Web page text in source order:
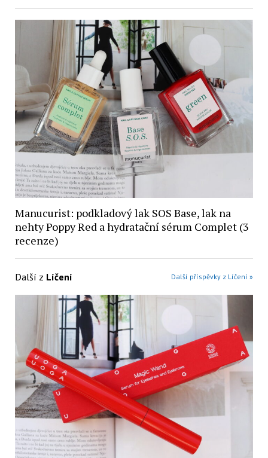
Manucurist: podkladový lak SOS Base, lak na
nehty Poppy Red a hydratační sérum Complet (3
recenze)
Další z Líčení Další příspěvky z Líčení »